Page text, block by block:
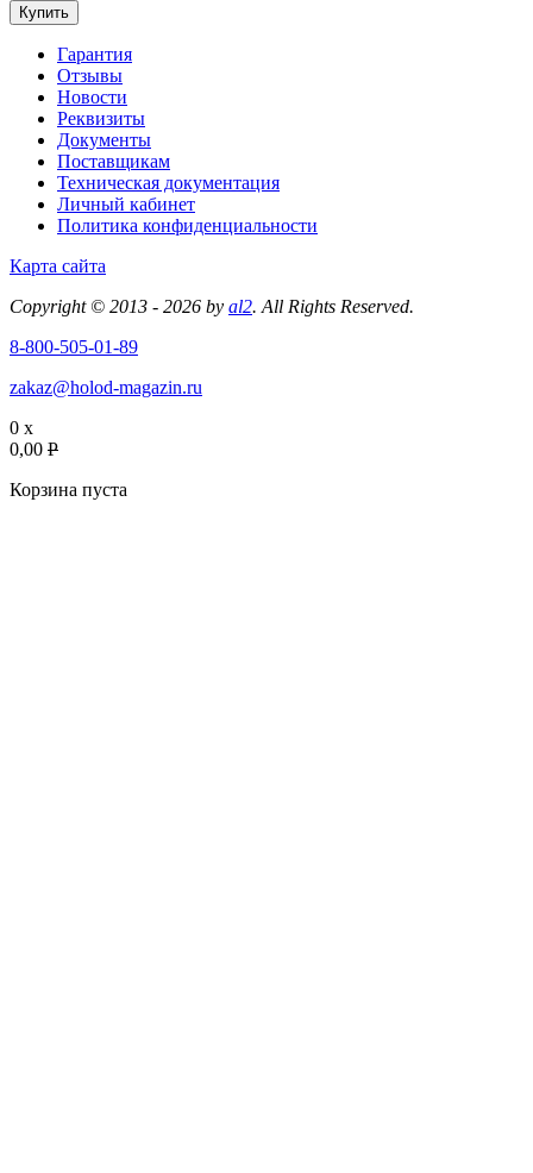
Купить
Гарантия
Отзывы
Новости
Реквизиты
Документы
Поставщикам
Техническая документация
Личный кабинет
Политика конфиденциальности
Карта сайта
Copyright © 2013 - 2026 by al2. All Rights Reserved.
8-800-505-01-89
zakaz@holod-magazin.ru
0 x
0,00 P
Корзина пуста